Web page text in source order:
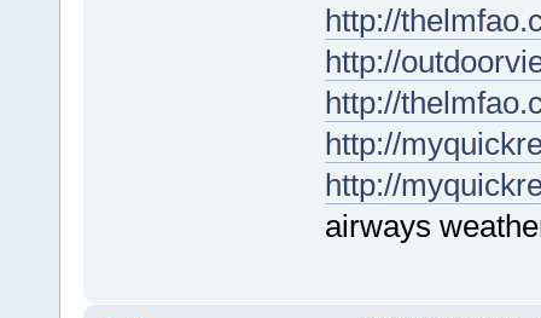
http://
http://
http://
http://
http://
airways